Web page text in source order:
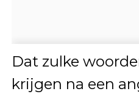
Dat zulke
krijgen na een